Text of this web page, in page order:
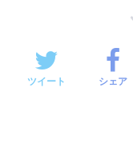
ツイート シェア